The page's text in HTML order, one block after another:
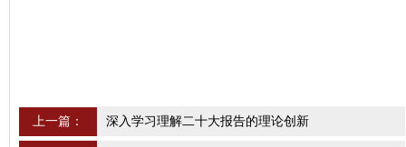
上一篇： 深入学习理解二十大报告的理论创新